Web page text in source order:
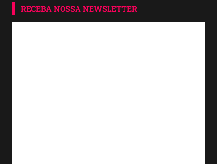
RECEBA NOSSA NEWSLETTER